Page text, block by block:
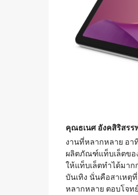
คุณธเนศ อังคสิริสรร
งานที่หลากหลาย อา
ผลิตภัณฑ์แท็บเล็ตขอ
ให้แท็บเล็ตทำได้มาก
บันเทิง นั่นคือสาเหตุ
หลากหลาย ตอบโจท